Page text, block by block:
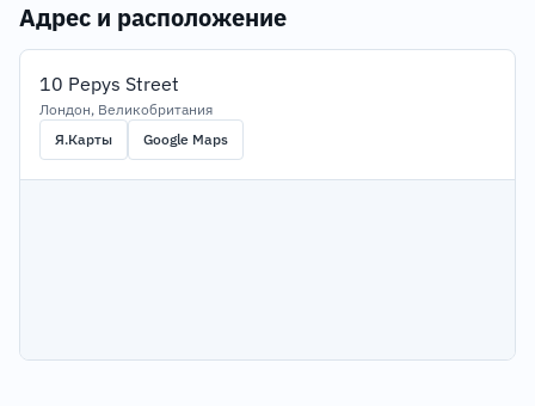
Адрес и расположение
10 Pepys Street
Лондон, Великобритания
Я.Карты
Google Maps